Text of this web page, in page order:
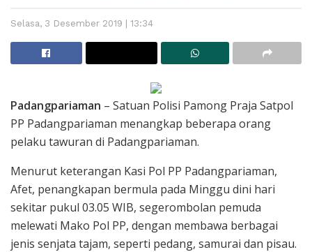
Selasa, 3 Desember 2019 | 13:34
Padangpariaman – Satuan Polisi Pamong Praja Satpol
PP Padangpariaman menangkap beberapa orang
pelaku tawuran di Padangpariaman.
Menurut keterangan Kasi Pol PP Padangpariaman,
Afet, penangkapan bermula pada Minggu dini hari
sekitar pukul 03.05 WIB, segerombolan pemuda
melewati Mako Pol PP, dengan membawa berbagai
jenis senjata tajam, seperti pedang, samurai dan pisau.